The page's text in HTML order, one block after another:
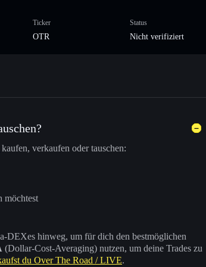
Ticker
OTR
Status
Nicht verifiziert
kaufen, verkaufen oder tauschen:
möchtest
DEXes hinweg, um für dich den bestmöglichen
(Dollar-Cost-Averaging) nutzen, um deine Trades zu
du Over The Road / LIVE.